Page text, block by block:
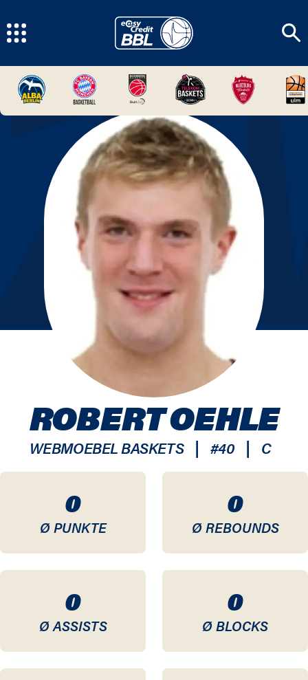
0
Ø PUNKTE
0
Ø REBOUNDS
0
Ø ASSISTS
0
Ø BLOCKS
ROBERT OEHLE
WEBMOEBEL BASKETS | #40 | C